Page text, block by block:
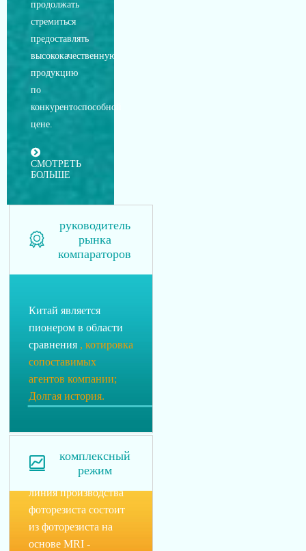
продолжать
стремиться
предоставлять
высококачественную
продукцию
по
конкурентоспособной
цене.
СМОТРЕТЬ
БОЛЬШЕ

руководитель
рынка
компараторов
Китай является
пионером в области
сравнения , котировка
сопоставимых
агентов компании;
Долгая история.

комплексный
режим
линия производства
фоторезиста состоит
из фоторезиста на
основе MRI -